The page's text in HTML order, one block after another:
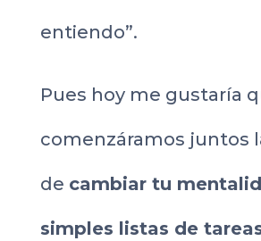
entiendo”.
Pues hoy me gustaría
comenzáramos juntos
de cambiar tu
simples listas de